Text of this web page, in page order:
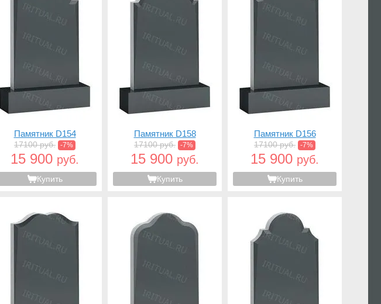
Памятник D154
17100 руб. -7%
15 900 руб.
Купить
Памятник D158
17100 руб. -7%
15 900 руб.
Купить
Памятник D156
17100 руб. -7%
15 900 руб.
Купить